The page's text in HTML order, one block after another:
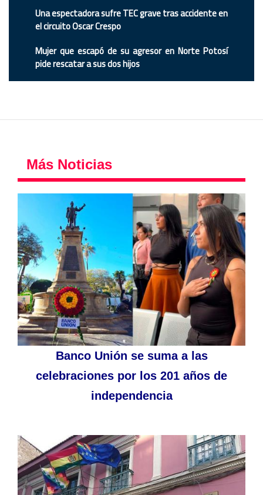
Una espectadora sufre TEC grave tras accidente en
el circuito Oscar Crespo
Mujer que escapó de su agresor en Norte Potosí
pide rescatar a sus dos hijos
Más Noticias
Banco Unión se suma a las
celebraciones por los 201 años de
independencia